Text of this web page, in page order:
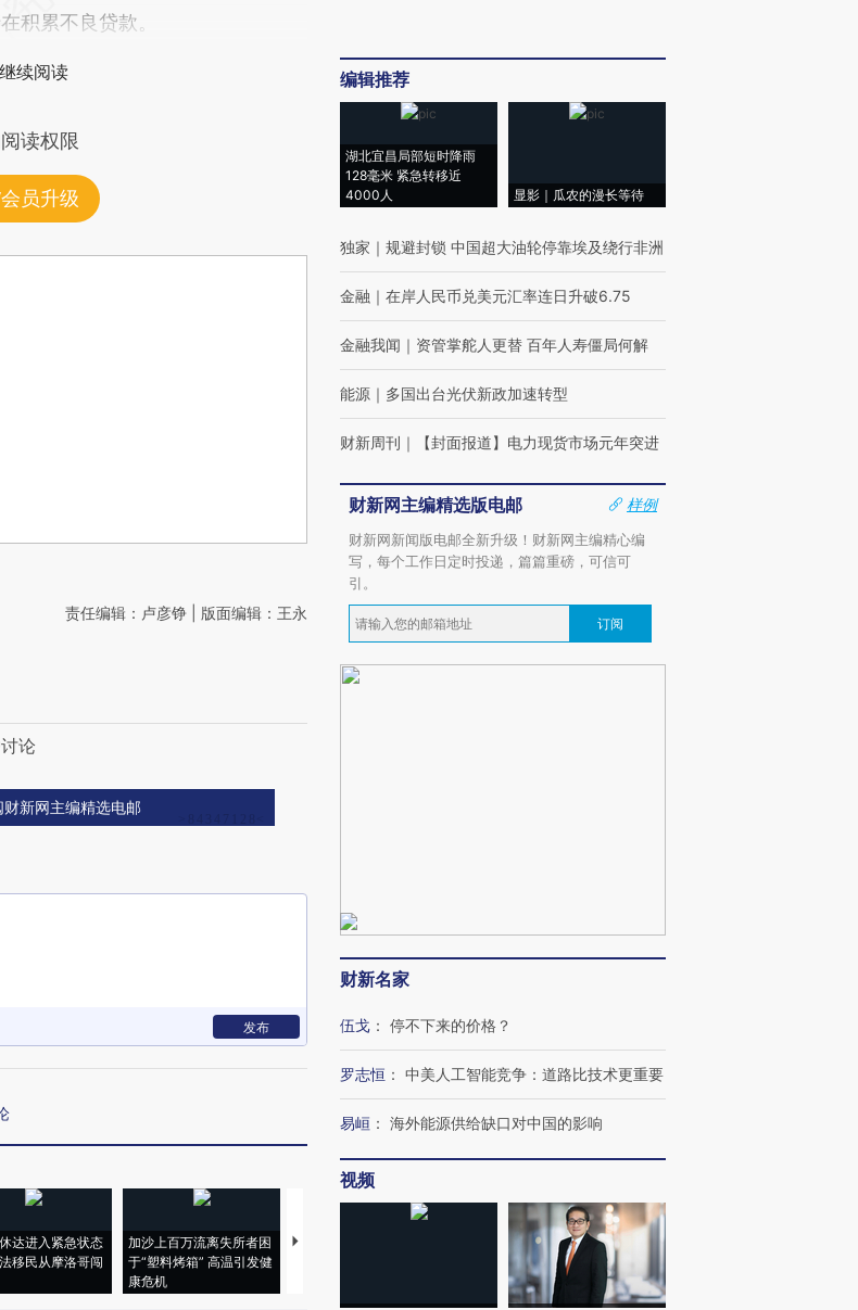
积累不良贷款。
续阅读
读权限
员升级
责任编辑：卢彦铮 | 版面编辑：王永
论
财新网主编精选电邮
发布
达进入紧急状态
移民从摩洛哥闯
加沙上百万流离失所者困
于“塑料烤箱” 高温引发健
康危机
视线｜HYROX的吸金
马航飞行员跨国走私7万
粒摇头丸 尿检体内含3种
视线｜被称为“蟑螂”的印
度Z世代 用街头抗争将教
育部长拱下台
编辑推荐
湖北宜昌局部短时降雨
128毫米 紧急转移近
4000人
显影｜瓜农的漫长等待
独家 ｜ 规避封锁 中国超大油轮停靠埃及绕行非洲
金融 ｜ 在岸人民币兑美元汇率连日升破6.75
金融我闻 ｜ 资管掌舵人更替 百年人寿僵局何解
能源 ｜ 多国出台光伏新政加速转型
财新周刊 ｜ 【封面报道】电力现货市场元年突进
财新网主编精选版电邮
样例
财新网新闻版电邮全新升级！财新网主编精心编
写，每个工作日定时投递，篇篇重磅，可信可
引。
订阅
财新名家
伍戈 ： 停不下来的价格？
罗志恒 ： 中美人工智能竞争：道路比技术更重要
易峘 ： 海外能源供给缺口对中国的影响
视频